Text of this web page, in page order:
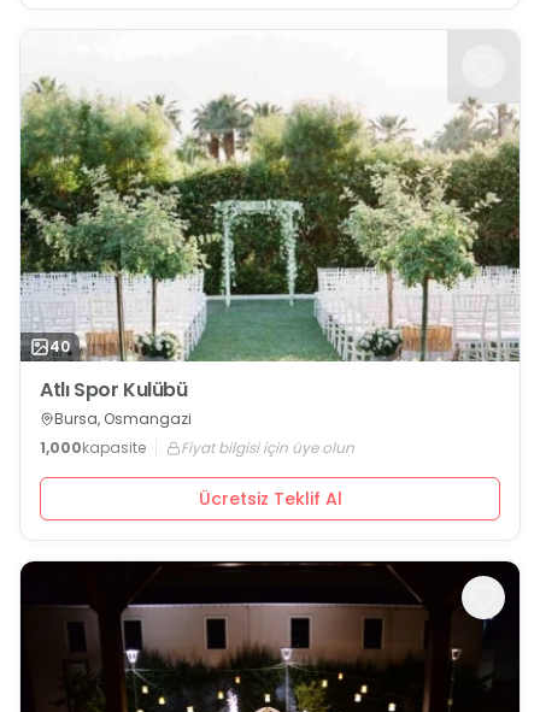
40
Atlı Spor Kulübü
Bursa, Osmangazi
1,000kapasite Fiyat bilgisi için üye olun
Ücretsiz Teklif Al